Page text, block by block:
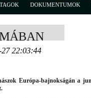
TAGOK DOKUMENTUMOK
27 22:03:44
Európa-bajnokságán a